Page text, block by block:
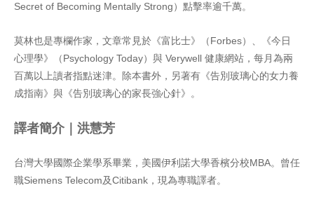
Secret of Becoming Mentally Strong）點擊率逾千萬。
莫林也是專欄作家，文章常見於《富比士》（Forbes）、《今日
心理學》（Psychology Today）與 Verywell 健康網站，每月為兩
百萬以上讀者指點迷津。除本書外，另著有《告別玻璃心的女力養
成指南》與《告別玻璃心的家長強心針》。
譯者簡介｜洪慧芳
台灣大學國際企業學系畢業，美國伊利諾大學香檳分校MBA。曾任
職Siemens Telecom及Citibank，現為專職譯者。